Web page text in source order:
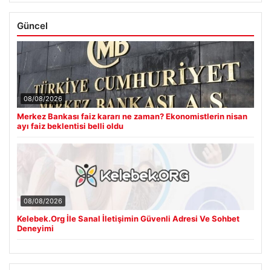
Güncel
08/08/2026
Merkez Bankası faiz kararı ne zaman? Ekonomistlerin nisan
ayı faiz beklentisi belli oldu
08/08/2026
Kelebek.Org İle Sanal İletişimin Güvenli Adresi Ve Sohbet
Deneyimi